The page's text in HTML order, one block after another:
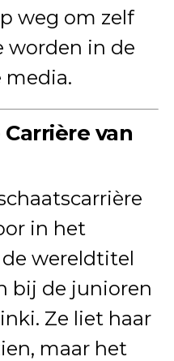
weg om zelf
worden in de
media.
van
in het
de wereldtitel
bij de junioren
Ze liet haar
maar het